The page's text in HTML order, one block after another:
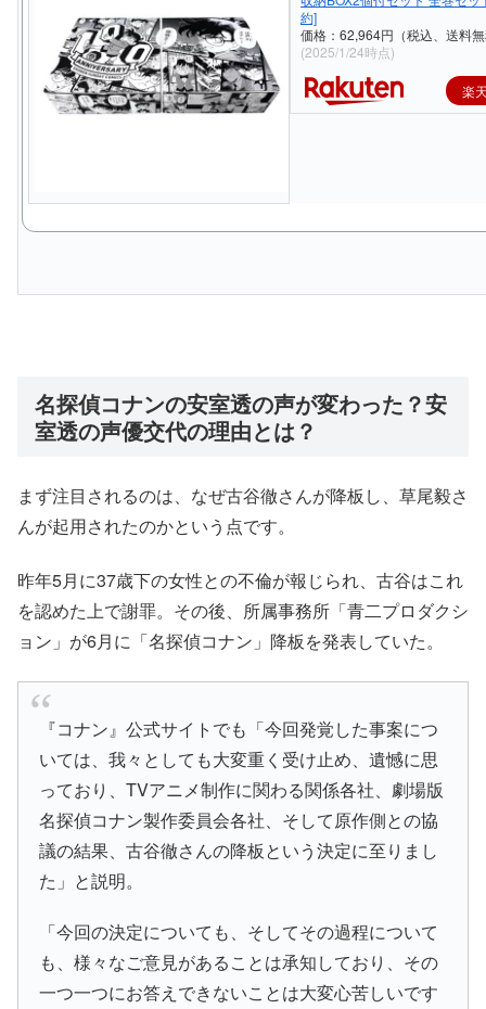
約]
価格：62,964円（税込、送料
(2025/1/24時点)
楽
名探偵コナンの安室透の声が変わった？安
室透の声優交代の理由とは？
まず注目されるのは、なぜ古谷徹さんが降板し、草尾毅さ
んが起用されたのかという点です。
昨年5月に37歳下の女性との不倫が報じられ、古谷はこれ
を認めた上で謝罪。その後、所属事務所「青二プロダクシ
ョン」が6月に「名探偵コナン」降板を発表していた。
『コナン』公式サイトでも「今回発覚した事案につ
いては、我々としても大変重く受け止め、遺憾に思
っており、TVアニメ制作に関わる関係各社、劇場版
名探偵コナン製作委員会各社、そして原作側との協
議の結果、古谷徹さんの降板という決定に至りまし
た」と説明。
「今回の決定についても、そしてその過程について
も、様々なご意見があることは承知しており、その
一つ一つにお答えできないことは大変心苦しいです